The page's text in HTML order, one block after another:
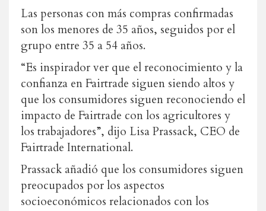
Las personas con más compras confirmadas
son los menores de 35 años, seguidos por el
grupo entre 35 a 54 años.
“Es inspirador ver que el reconocimiento y la
confianza en Fairtrade siguen siendo altos y
que los consumidores siguen reconociendo el
impacto de Fairtrade con los agricultores y
los trabajadores”, dijo Lisa Prassack, CEO de
Fairtrade International.
Prassack añadió que los consumidores siguen
preocupados por los aspectos
socioeconómicos relacionados con los